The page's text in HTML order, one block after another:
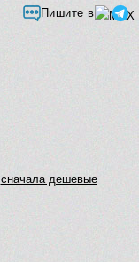
Пишите в
сначала дешевые